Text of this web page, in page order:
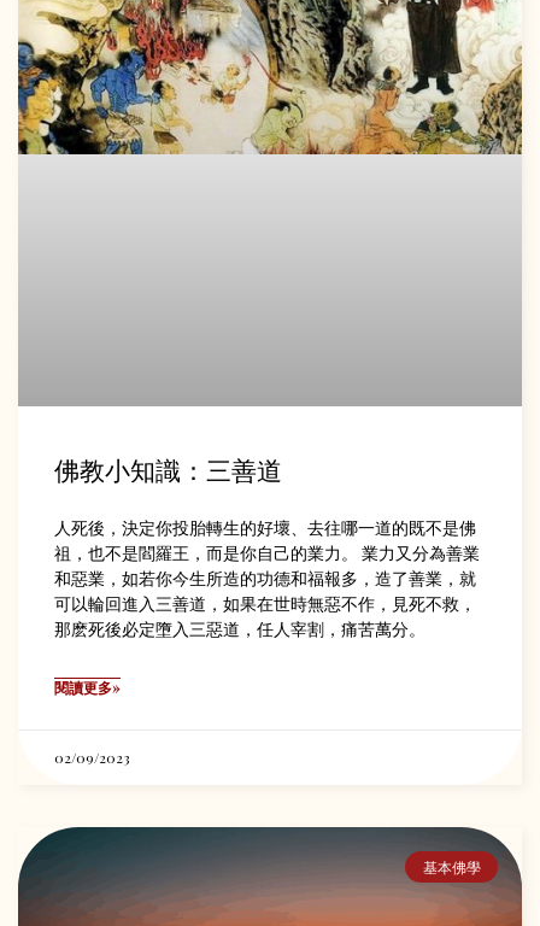
佛教小知識：三善道
人死後，決定你投胎轉生的好壞、去往哪一道的既不是佛
祖，也不是閻羅王，而是你自己的業力。 業力又分為善業
和惡業，如若你今生所造的功德和福報多，造了善業，就
可以輪回進入三善道，如果在世時無惡不作，見死不救，
那麽死後必定墮入三惡道，任人宰割，痛苦萬分。
閱讀更多»
02/09/2023
基本佛學